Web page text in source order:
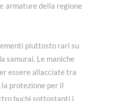
armature della regione
piuttosto rari su
samurai. Le maniche
essere allacciate tra
protezione per il
buchi sottostanti i